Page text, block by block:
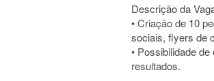
Descrição da
• Criação de 10
sociais, flyers de
• Possibilidade
resultados.